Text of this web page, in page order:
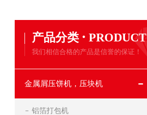
产品分类 · PRODUCT
我们相信合格的产品是信誉的保证！
金属屑压饼机，压块机
铝箔打包机